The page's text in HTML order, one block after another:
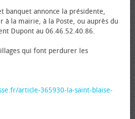
banquet annonce la présidente,
à la mairie, à la Poste, ou auprès du
Dupont au 06.46.52.40.86.
qui font perdurer les
article-365930-la-saint-blaise-